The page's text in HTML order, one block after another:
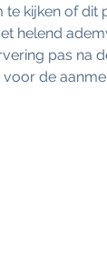
kijken of dit
helend
pas na
de